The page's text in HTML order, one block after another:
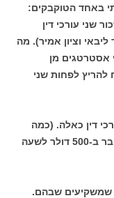
באחד הטוקבקים:
שני עורכי דין
וציון אמיר). מה
אסטרטגים מן
להריץ לפחות שני
דין כאלה. (כמה
משלמים? זהו סוד מדינה. יש אומרים שמדובר ב-500 דולר לשעה
שמשקיעים שבהם.